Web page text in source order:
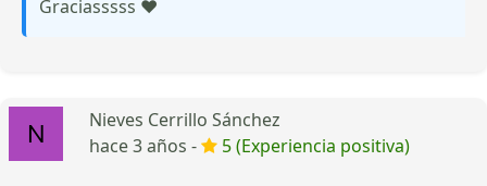
Graciasssss ❤️
Nieves Cerrillo Sánchez
hace 3 años -
5 (Experiencia positiva)